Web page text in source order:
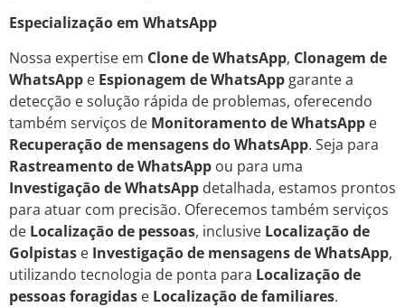
Especialização em WhatsApp
Nossa expertise em Clone de WhatsApp, Clonagem de
WhatsApp e Espionagem de WhatsApp garante a
detecção e solução rápida de problemas, oferecendo
também serviços de Monitoramento de WhatsApp e
Recuperação de mensagens do WhatsApp. Seja para
Rastreamento de WhatsApp ou para uma
Investigação de WhatsApp detalhada, estamos prontos
para atuar com precisão. Oferecemos também serviços
de Localização de pessoas, inclusive Localização de
Golpistas e Investigação de mensagens de WhatsApp,
utilizando tecnologia de ponta para Localização de
pessoas foragidas e Localização de familiares.